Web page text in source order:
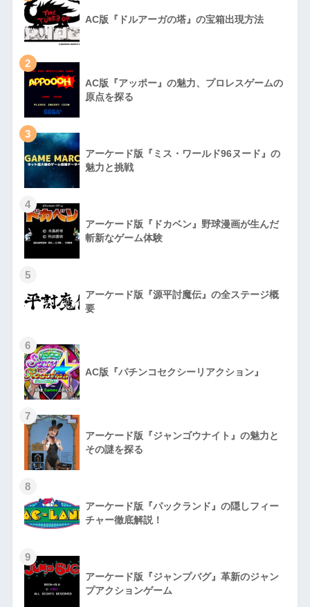
AC版『ドルアーガの塔』の宝箱出現方法
2
AC版『アッポー』の魅力、プロレスゲームの
原点を探る
3
アーケード版『ミス・ワールド96ヌード』の
魅力と挑戦
4
アーケード版『ドカベン』野球漫画が生んだ
斬新なゲーム体験
5
アーケード版『源平討魔伝』の全ステージ概
要
6
AC版『パチンコセクシーリアクション』
7
アーケード版『ジャンゴウナイト』の魅力と
その謎を探る
8
アーケード版『パックランド』の隠しフィー
チャー徹底解説！
9
アーケード版『ジャンプバグ』革新のジャン
プアクションゲーム